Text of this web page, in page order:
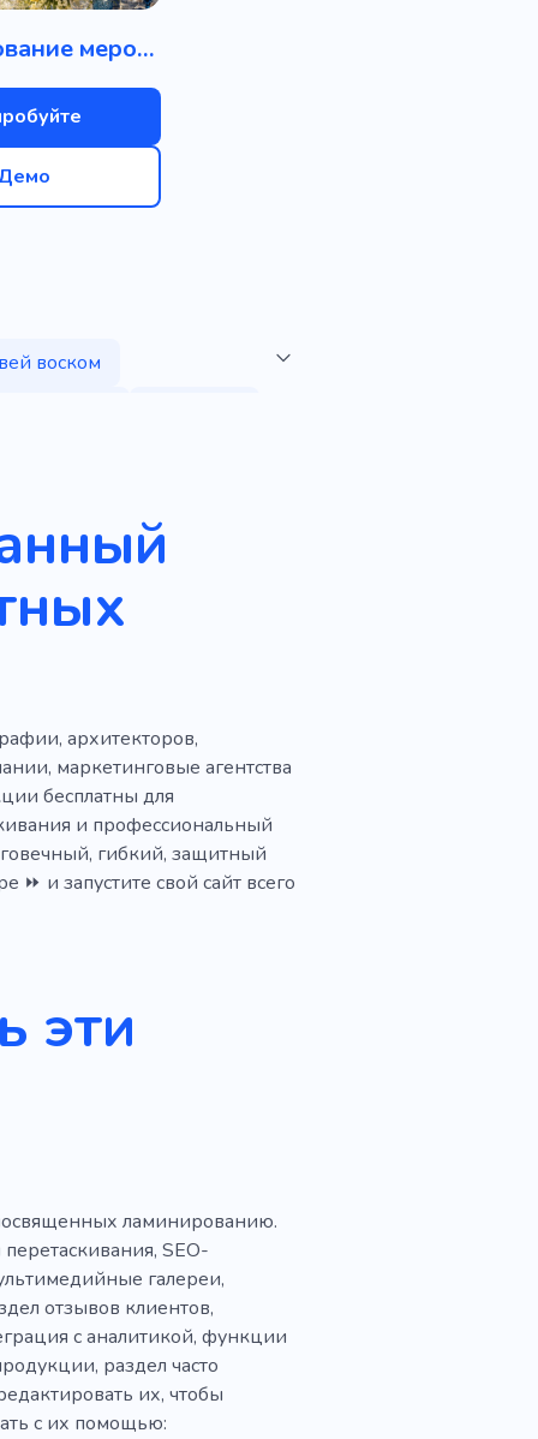
Декорирование мероприятий
воском
Штамп
архитекторов,
маркетинговые агентства
бесплатны для
и профессиональный
гибкий, защитный
и запустите свой сайт всего
эти
ламинированию.
SEO-
галереи,
отзывов клиентов,
с аналитикой, функции
раздел часто
их, чтобы
с их помощью: